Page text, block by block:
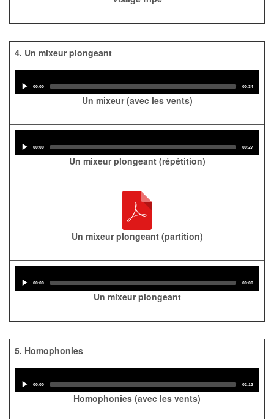
4. Un mixeur plongeant
Player
Current
00:00
Total
00:34
Un mixeur (avec les vents)
Player
Current
00:00
Total
00:27
Un mixeur plongeant (répétition)
Un mixeur plongeant (partition)
Player
Current
00:00
Total
00:00
Un mixeur plongeant
5. Homophonies
Player
Current
00:00
Total
02:12
Homophonies (avec les vents)